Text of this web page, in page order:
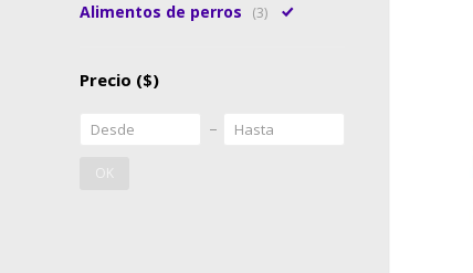
Alimentos de perros (3)
Precio ($)
OK